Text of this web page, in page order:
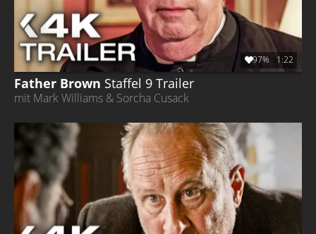
Father Brown Staffel 9 Trailer
mit Mark Williams & Sorcha Cusack
97% 1:22